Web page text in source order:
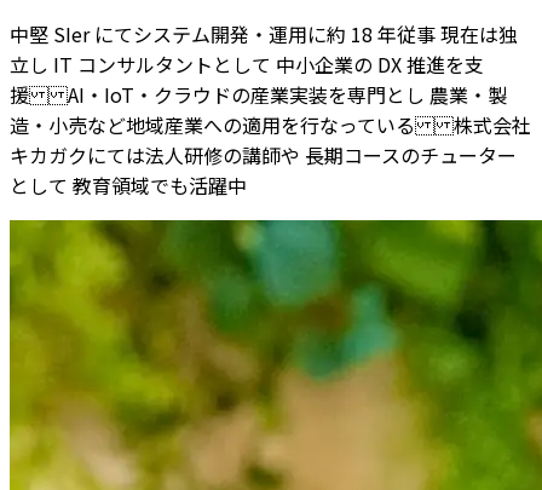
中堅 SIer にてシステム開発・運用に約 18 年従事 現在は独
立し IT コンサルタントとして 中小企業の DX 推進を支
援 AI・IoT・クラウドの産業実装を専門とし 農業・製
造・小売など地域産業への適用を行なっている 株式会社
キカガクにては法人研修の講師や 長期コースのチューター
として 教育領域でも活躍中